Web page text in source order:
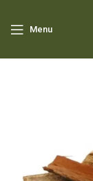
Menu